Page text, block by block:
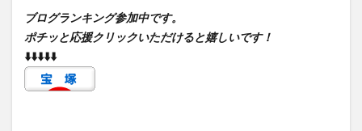
ブログランキング参加中です。
ポチッと応援クリックいただけると嬉しいです！
⬇️⬇️⬇️⬇️⬇️